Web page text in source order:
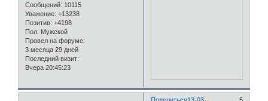
Сообщений: 10115
Уважение: +13238
Позитив: +4198
Пол: Мужской
Провел на форуме:
3 месяца 29 дней
Последний визит:
Вчера 20:45:23